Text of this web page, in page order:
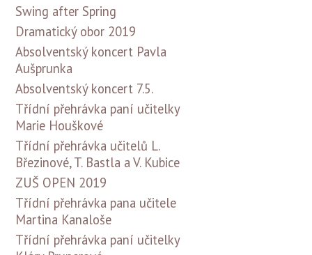
Swing after Spring
Dramatický obor 2019
Absolventský koncert Pavla
Aušprunka
Absolventský koncert 7.5.
Třídní přehrávka paní učitelky
Marie Houškové
Třídní přehrávka učitelů L.
Březinové, T. Bastla a V. Kubice
ZUŠ OPEN 2019
Třídní přehrávka pana učitele
Martina Kanaloše
Třídní přehrávka paní učitelky